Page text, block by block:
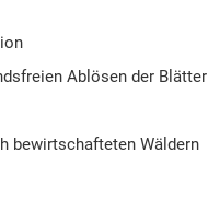
Ablösen der Blätter
bewirtschafteten Wäldern